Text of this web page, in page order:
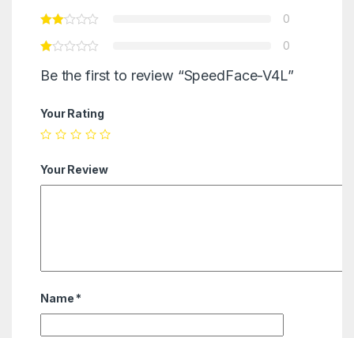
0
0
Be the first to review “SpeedFace-V4L”
Your Rating
Your Review
Name *